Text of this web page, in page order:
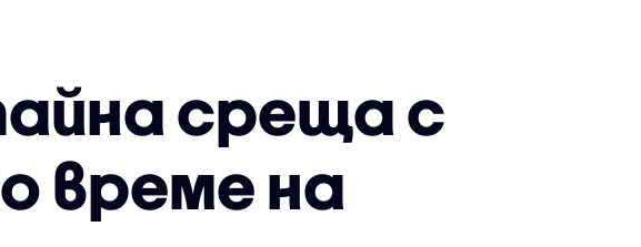
среща с
време на